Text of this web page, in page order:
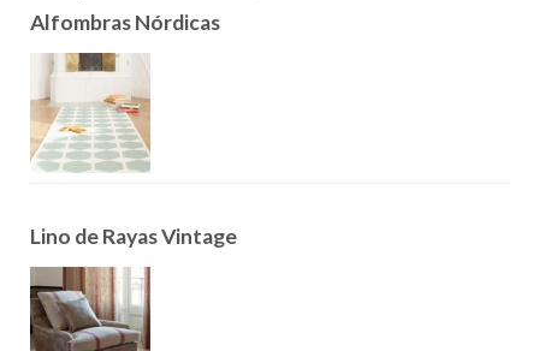
Alfombras Nórdicas
Lino de Rayas Vintage